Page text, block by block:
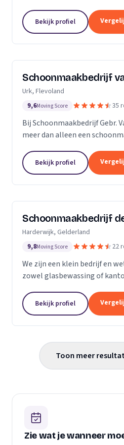
desinfectie van de matrassen
Bekijk profiel
Schoonmaakbedrijf
Urk, Flevoland
9,6Moving Score 35
Bij Schoonmaakbedrijf Gebr.
meer dan alleen een
om uw omgeving schoon, fris
Bekijk profiel
Schoonmaakbedrijf
Harderwijk, Gelderland
9,8Moving Score 22
We zijn een klein bedrijf en
zowel glasbewassing of
bedrijven waar schoon
voor ons...
Bekijk profiel
Toon meer
Zie wat je wanneer